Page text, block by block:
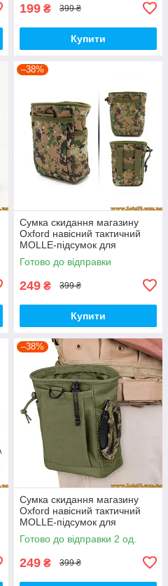
199 ₴ 399 ₴
Купити
–38%
Сумка скидання магазину
Oxford навісний тактичний
MOLLE-підсумок для
скидання магазинів тактична
MAR PAT
Готово до відправки
249 ₴ 399 ₴
Купити
–38%
Сумка скидання магазину
Oxford навісний тактичний
MOLLE-підсумок для
скидання магазинів тактична
Олива
Готово до відправки 2 од.
249 ₴ 399 ₴